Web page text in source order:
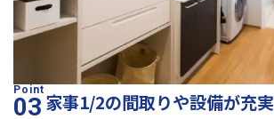
家事1/2の間取りや設備が充実